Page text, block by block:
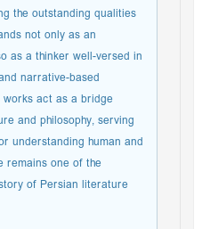
the outstanding qualities
not only as an
as a thinker well-versed in
narrative-based
works act as a bridge
and philosophy, serving
understanding human and
remains one of the
of Persian literature.